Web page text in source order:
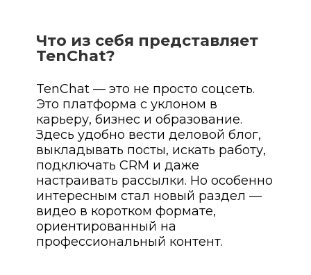
Что из себя представляет
TenChat?
TenChat — это не просто соцсеть.
Это платформа с уклоном в
карьеру, бизнес и образование.
Здесь удобно вести деловой блог,
выкладывать посты, искать работу,
подключать CRM и даже
настраивать рассылки. Но особенно
интересным стал новый раздел —
видео в коротком формате,
ориентированный на
профессиональный контент.